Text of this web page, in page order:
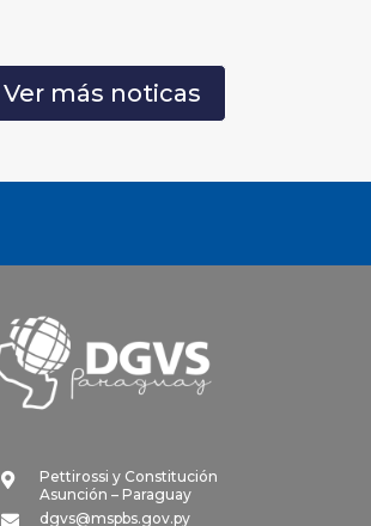
Ver más noticas

Pettirossi y Constitución
Asunción – Paraguay

dgvs@mspbs.gov.py